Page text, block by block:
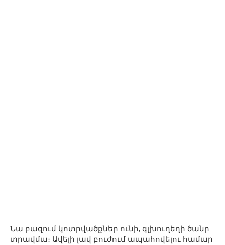
Նա բազում կոտրվածքներ ունի, գլխուղեղի ծանր
տրավմա։ Ավելի լավ բուժում ապահովելու համար